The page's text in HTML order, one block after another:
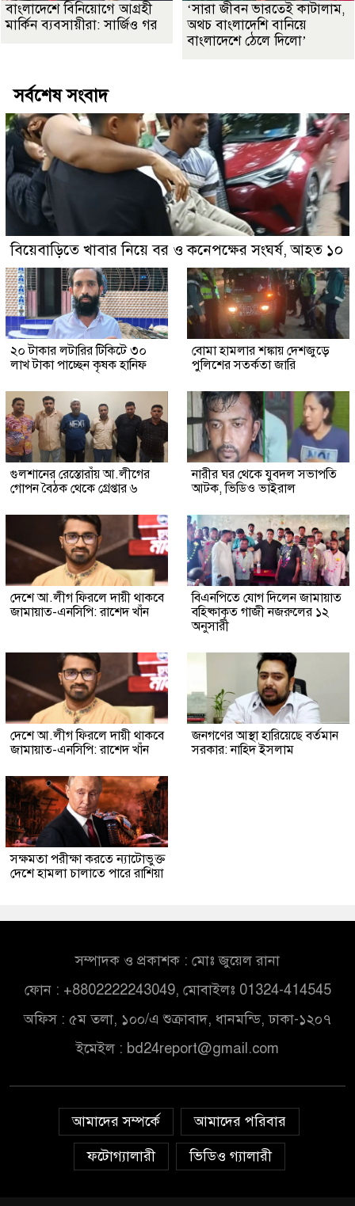
বাংলাদেশে বিনিয়োগে আগ্রহী
মার্কিন ব্যবসায়ীরা: সার্জিও গর
‘সারা জীবন ভারতেই কাটালাম,
অথচ বাংলাদেশি বানিয়ে
বাংলাদেশে ঠেলে দিলো’
সর্বশেষ সংবাদ
বিয়েবাড়িতে খাবার নিয়ে বর ও কনেপক্ষের সংঘর্ষ, আহত ১০
২০ টাকার লটারির টিকিটে ৩০
লাখ টাকা পাচ্ছেন কৃষক হানিফ
বোমা হামলার শঙ্কায় দেশজুড়ে
পুলিশের সতর্কতা জারি
গুলশানের রেস্তোরাঁয় আ.লীগের
গোপন বৈঠক থেকে গ্রেপ্তার ৬
নারীর ঘর থেকে যুবদল সভাপতি
আটক, ভিডিও ভাইরাল
দেশে আ.লীগ ফিরলে দায়ী থাকবে
জামায়াত-এনসিপি: রাশেদ খাঁন
বিএনপিতে যোগ দিলেন জামায়াত
বহিষ্কাকৃত গাজী নজরুলের ১২
অনুসারী
দেশে আ.লীগ ফিরলে দায়ী থাকবে
জামায়াত-এনসিপি: রাশেদ খাঁন
জনগণের আস্থা হারিয়েছে বর্তমান
সরকার: নাহিদ ইসলাম
সক্ষমতা পরীক্ষা করতে ন্যাটোভুক্ত
দেশে হামলা চালাতে পারে রাশিয়া
সম্পাদক ও প্রকাশক : মোঃ জুয়েল রানা
ফোন : +8802222243049, মোবাইলঃ 01324-414545
অফিস : ৫ম তলা, ১০০/এ শুক্রাবাদ, ধানমন্ডি, ঢাকা-১২০৭
ইমেইল : bd24report@gmail.com
আমাদের সম্পর্কে
আমাদের পরিবার
ফটোগ্যালারী
ভিডিও গ্যালারী